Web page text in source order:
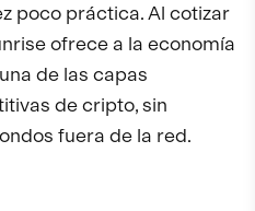
poco práctica. Al cotizar
ofrece a la economía
de las capas
de cripto, sin
fuera de la red.